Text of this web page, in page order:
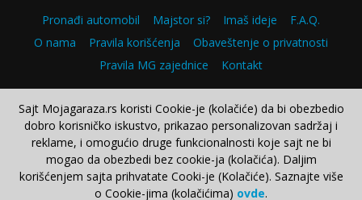
Pronađi automobil Majstor si? Imaš ideje
F.A.Q.
O nama
Pravila korišćenja
Obaveštenje o privatnosti
Pravila MG zajednice
Kontakt
Copyright © 2000–2026.
Sajt Mojagaraza.rs koristi Cookie-je (kolačiće) da bi obezbedio
dobro korisničko iskustvo, prikazao personalizovan sadržaj i
reklame, i omogućio druge funkcionalnosti koje sajt ne bi
mogao da obezbedi bez cookie-ja (kolačića). Daljim
korišćenjem sajta prihvatate Cooki-je (Kolačiće). Saznajte više
o Cookie-jima (kolačićima) ovde.